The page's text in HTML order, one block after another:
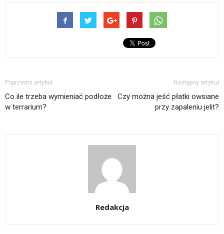
Poprzedni artykuł
Co ile trzeba wymieniać podłoże
w terrarium?
Następny artykuł
Czy można jeść płatki owsiane
przy zapaleniu jelit?
Redakcja